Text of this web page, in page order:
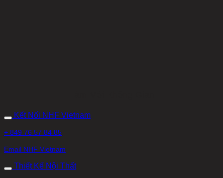
Kết Nối NHF Vietnam
+ 849 76 57 84 85
Email NHF Vietnam
Thiết Kế Nội Thất